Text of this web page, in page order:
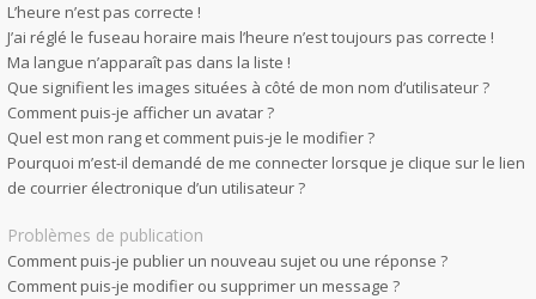
L’heure n’est pas correcte !
J’ai réglé le fuseau horaire mais l’heure n’est toujours pas correcte !
Ma langue n’apparaît pas dans la liste !
Que signifient les images situées à côté de mon nom d’utilisateur ?
Comment puis-je afficher un avatar ?
Quel est mon rang et comment puis-je le modifier ?
Pourquoi m’est-il demandé de me connecter lorsque je clique sur le lien
de courrier électronique d’un utilisateur ?
Problèmes de publication
Comment puis-je publier un nouveau sujet ou une réponse ?
Comment puis-je modifier ou supprimer un message ?